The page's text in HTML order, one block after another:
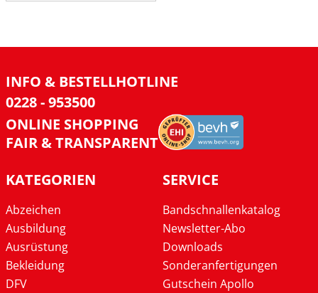
INFO & BESTELLHOTLINE
0228 - 953500
ONLINE SHOPPING
FAIR & TRANSPARENT
KATEGORIEN
Abzeichen
Ausbildung
Ausrüstung
Bekleidung
DFV
SERVICE
Bandschnallenkatalog
Newsletter-Abo
Downloads
Sonderanfertigungen
Gutschein Apollo